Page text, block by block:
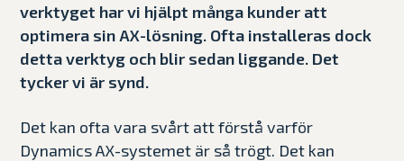
verktyget har vi hjälpt många kunder att
optimera sin AX-lösning. Ofta installeras dock
detta verktyg och blir sedan liggande. Det
tycker vi är synd.
Det kan ofta vara svårt att förstå varför
Dynamics AX-systemet är så trögt. Det kan